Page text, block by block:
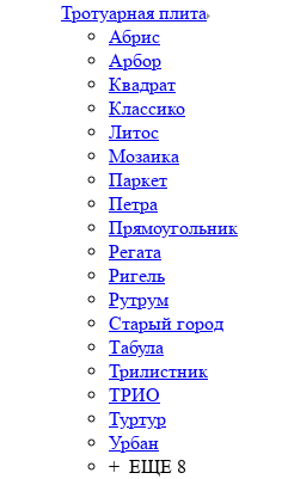
Тротуарная плита
Абрис
Арбор
Квадрат
Классико
Литос
Мозаика
Паркет
Петра
Прямоугольник
Регата
Ригель
Рутрум
Старый город
Табула
Трилистник
ТРИО
Туртур
Урбан
+ ЕЩЕ 8